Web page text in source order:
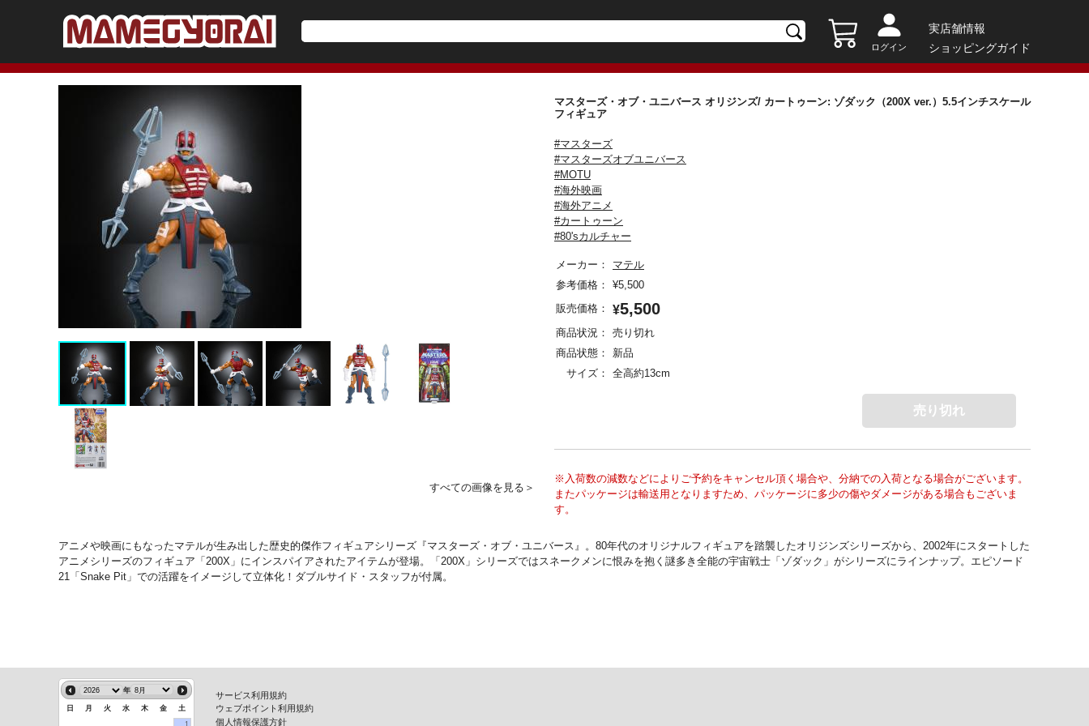
ログイン
実店舗情報
ショッピングガイド
すべての画像を見る＞
マスターズ・オブ・ユニバース オリジンズ/ カートゥーン: ゾダック（200X ver.）5.5インチスケール
フィギュア
#マスターズ
#マスターズオブユニバース
#MOTU
#海外映画
#海外アニメ
#カートゥーン
#80'sカルチャー
メーカー：
マテル
参考価格：
¥5,500
販売価格：
¥5,500
商品状況：
売り切れ
商品状態：
新品
サイズ：
全高約13cm
売り切れ
※入荷数の減数などによりご予約をキャンセル頂く場合や、分納での入荷となる場合がございます。
またパッケージは輸送用となりますため、パッケージに多少の傷やダメージがある場合もございま
す。
アニメや映画にもなったマテルが生み出した歴史的傑作フィギュアシリーズ『マスターズ・オブ・ユニバース』。80年代のオリジナルフィギュアを踏襲したオリジンズシリーズから、2002年にスタートした
アニメシリーズのフィギュア「200X」にインスパイアされたアイテムが登場。「200X」シリーズではスネークメンに恨みを抱く謎多き全能の宇宙戦士「ゾダック」がシリーズにラインナップ。エピソード
21「Snake Pit」での活躍をイメージして立体化！ダブルサイド・スタッフが付属。
年
日 月 火 水 木 金
土
1
サービス利用規約
ウェブポイント利用規約
個人情報保護方針